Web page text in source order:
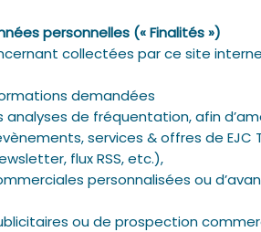
personnelles (« Finalités »)
collectées par ce site
demandées
de fréquentation, afin
services & offres de
flux RSS, etc.),
personnalisées ou
ou de prospection